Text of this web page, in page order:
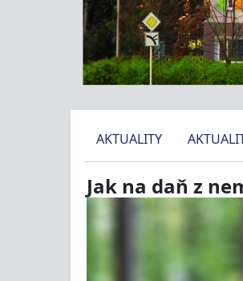
AKTUALITY
Jak na daň z